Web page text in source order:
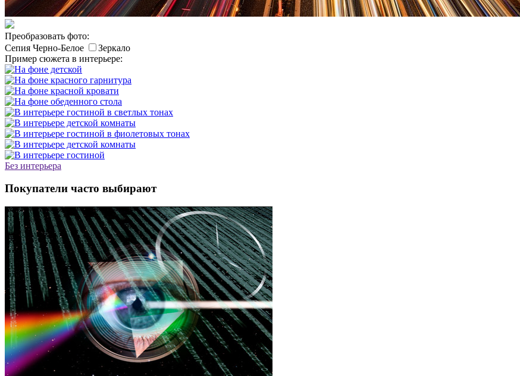
Преобразовать фото:
Сепия Черно-Белое
Зеркало
Пример сюжета в интерьере:
Без интерьера
Покупатели часто выбирают